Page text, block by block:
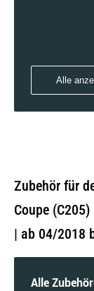
Alle
Zubehör für
Coupe
| ab 04/2018
Alle